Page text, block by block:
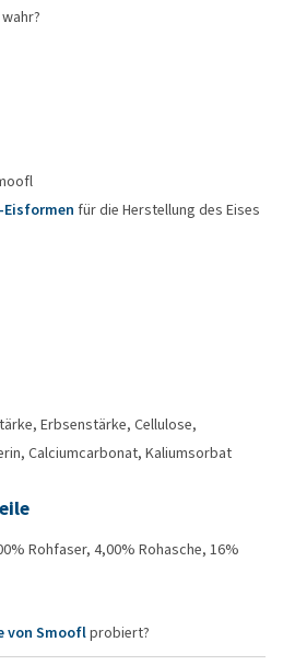
für die Herstellung des Eises
Erbsenstärke, Cellulose,
Calciumcarbonat, Kaliumsorbat
Rohfaser, 4,00% Rohasche, 16%
von Smooflprobiert?